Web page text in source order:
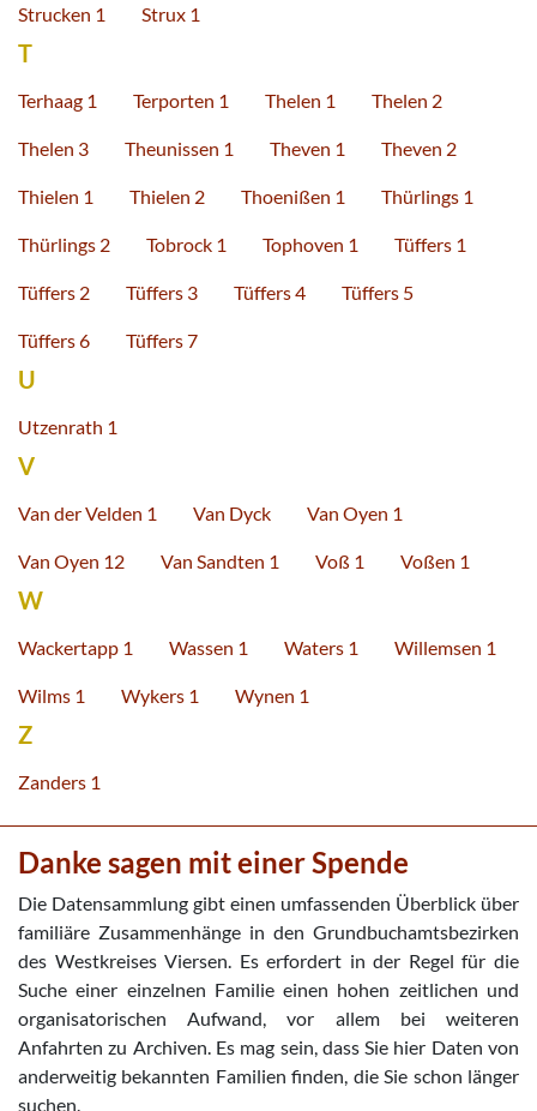
Strucken 1 Strux 1
T
Terhaag 1 Terporten 1 Thelen 1 Thelen 2
Thelen 3 Theunissen 1 Theven 1 Theven 2
Thielen 1 Thielen 2 Thoenißen 1 Thürlings 1
Thürlings 2 Tobrock 1 Tophoven 1 Tüffers 1
Tüffers 2 Tüffers 3 Tüffers 4 Tüffers 5
Tüffers 6 Tüffers 7
U
Utzenrath 1
V
Van der Velden 1 Van Dyck Van Oyen 1
Van Oyen 12 Van Sandten 1 Voß 1 Voßen 1
W
Wackertapp 1 Wassen 1 Waters 1 Willemsen 1
Wilms 1 Wykers 1 Wynen 1
Z
Zanders 1
Danke sagen mit einer Spende
Die Datensammlung gibt einen umfassenden Überblick über
familiäre Zusammenhänge in den Grundbuchamtsbezirken
des Westkreises Viersen. Es erfordert in der Regel für die
Suche einer einzelnen Familie einen hohen zeitlichen und
organisatorischen Aufwand, vor allem bei weiteren
Anfahrten zu Archiven. Es mag sein, dass Sie hier Daten von
anderweitig bekannten Familien finden, die Sie schon länger
suchen.